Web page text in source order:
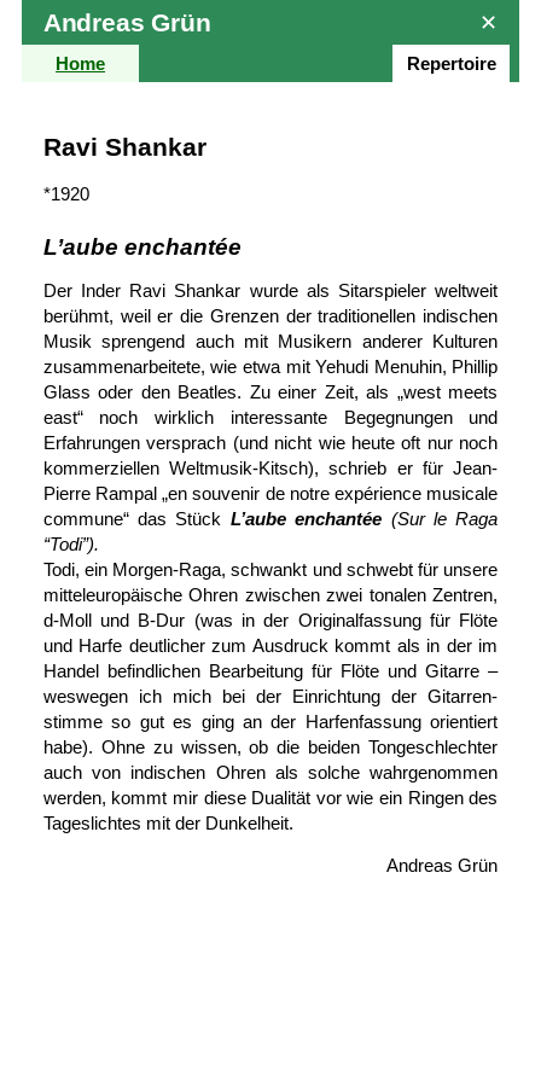
Andreas Grün ✕
Home Repertoire
Ravi Shankar
*1920
L’aube enchantée
Der Inder Ravi Shankar wurde als Sitarspieler weltweit
berühmt, weil er die Grenzen der traditionellen indischen
Musik sprengend auch mit Musikern anderer Kulturen
zusammen­arbeitete, wie etwa mit Yehudi Menuhin, Phillip
Glass oder den Beatles. Zu einer Zeit, als „west meets
east“ noch wirklich interessante Be­gegnungen und
Erfahrungen versprach (und nicht wie heute oft nur noch
kommerziellen Weltmusik-Kitsch), schrieb er für Jean-
Pierre Rampal „en souvenir de notre expérience musicale
commune“ das Stück L’aube enchantée (Sur le Raga
“Todi”).
Todi, ein Morgen-Raga, schwankt und schwebt für unsere
mittel­europäische Ohren zwischen zwei tonalen Zentren,
d-Mollund B-Dur (was in der Original­fassung für Flöte
und Harfe deutlicher zum Ausdruck kommt als in der im
Handel befindlichen Bearbeitung für Flöte und Gitarre –
weswegen ich mich bei der Einrichtung der Gitarren­
stimme so gut es ging an der Harfen­fassung orientiert
habe). Ohne zu wissen, ob die beiden Ton­geschlechter
auch von indischen Ohren als solche wahr­ge­nommen
werden, kommt mir diese Dualität vor wie ein Ringen des
Tages­lichtes mit der Dunkelheit.
Andreas Grün